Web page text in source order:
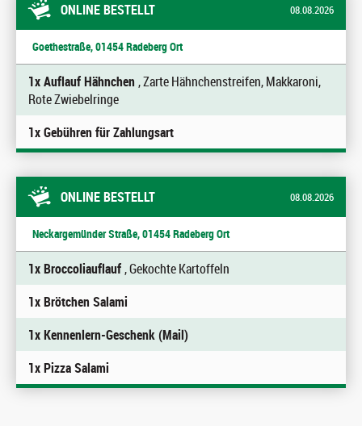
ONLINE BESTELLT 08.08.2026
Goethestraße, 01454 Radeberg Ort
1x Auflauf Hähnchen, Zarte Hähnchenstreifen, Makkaroni,
Rote Zwiebelringe
1x Gebühren für Zahlungsart
ONLINE BESTELLT 08.08.2026
Neckargemünder Straße, 01454 Radeberg Ort
1x Broccoliauflauf, Gekochte Kartoffeln
1x Brötchen Salami
1x Kennenlern-Geschenk (Mail)
1x Pizza Salami